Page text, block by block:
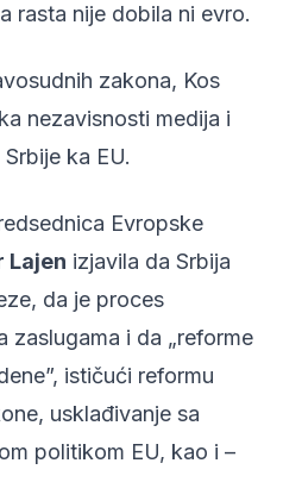
rasta nije dobila ni evro.
zakona, Kos
nezavisnosti medija i
ka EU.
Evropske
Lajen izjavila da Srbija
da je proces
zaslugama i da „reforme
ističući reformu
usklađivanje sa
politikom EU, kao i –